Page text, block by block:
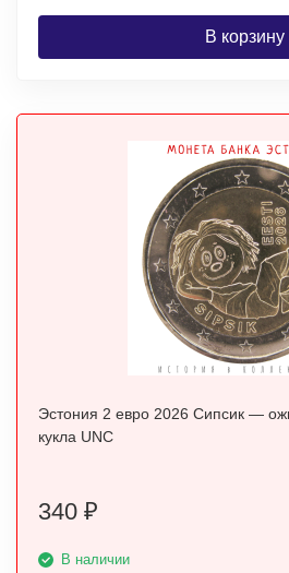
В корзину
Эстония 2 евро 2026 Сипсик —
кукла UNC
340 ₽
В наличии